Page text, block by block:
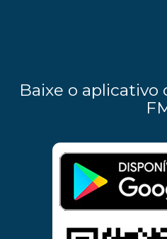
Baixe o aplicativo